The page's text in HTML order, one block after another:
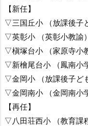
【新任】
▽三国丘小 （放課後子
▽英彰小 （英彰小教
▽槇塚台小 （家原寺
▽新檜尾台小 （鳳南
▽金岡小 （放課後子ど
▽金岡南小 （金岡南小
【再任】
▽八田荘西小 （教育課